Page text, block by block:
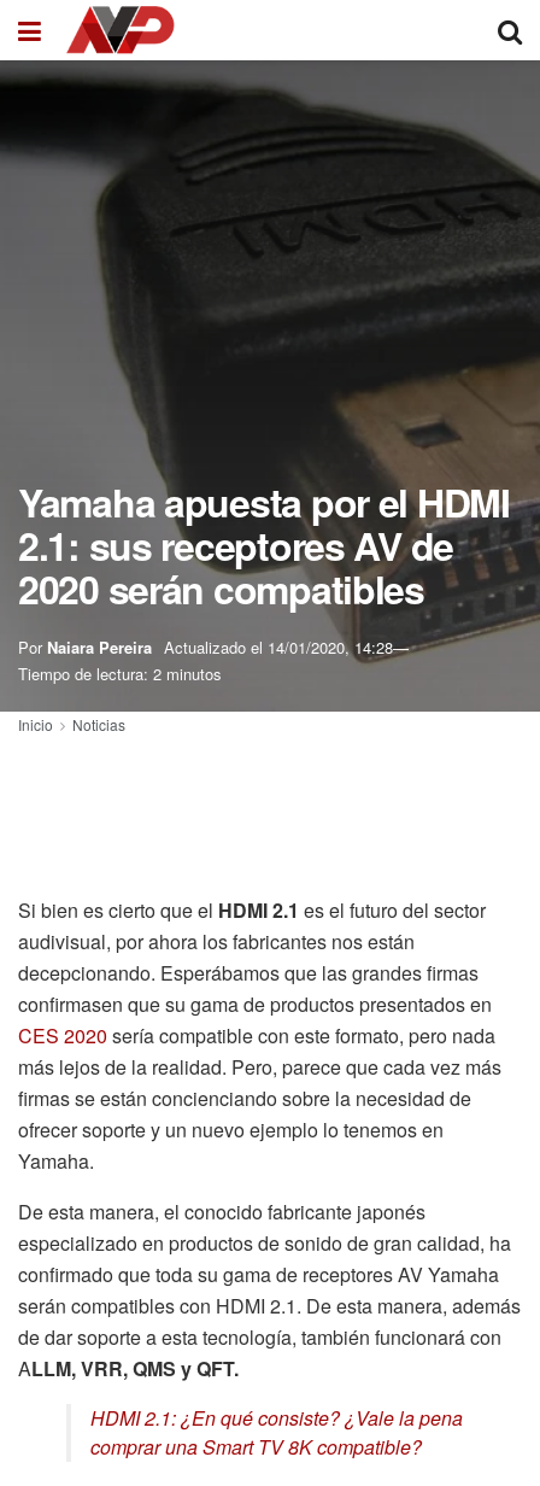
Yamaha apuesta por el HDMI
2.1: sus receptores AV de
2020 serán compatibles
Por Naiara Pereira Actualizado el 14/01/2020, 14:28
Tiempo de lectura: 2 minutos
Inicio Noticias
Si bien es cierto que el HDMI 2.1 es el futuro del sector
audivisual, por ahora los fabricantes nos están
decepcionando. Esperábamos que las grandes firmas
confirmasen que su gama de productos presentados en
CES 2020 sería compatible con este formato, pero nada
más lejos de la realidad. Pero, parece que cada vez más
firmas se están concienciando sobre la necesidad de
ofrecer soporte y un nuevo ejemplo lo tenemos en
Yamaha.
De esta manera, el conocido fabricante japonés
especializado en productos de sonido de gran calidad, ha
confirmado que toda su gama de receptores AV Yamaha
serán compatibles con HDMI 2.1. De esta manera, además
de dar soporte a esta tecnología, también funcionará con
ALLM, VRR, QMS y QFT.
HDMI 2.1: ¿En qué consiste? ¿Vale la pena
comprar una Smart TV 8K compatible?